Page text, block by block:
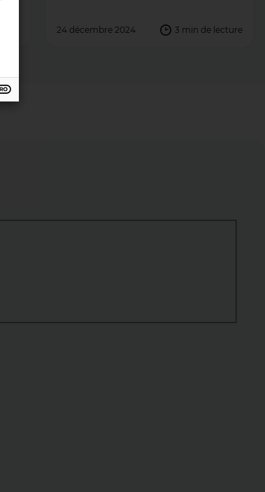
Challenge). Une tradition qui
rassemble, inspire et récompense
24 décembre 2024 3 min de lecture